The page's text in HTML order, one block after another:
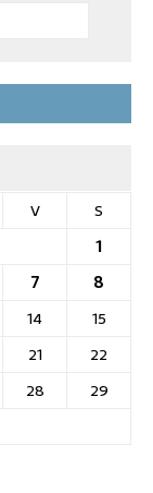
V
S
1
7
8
14
15
21
22
28
29